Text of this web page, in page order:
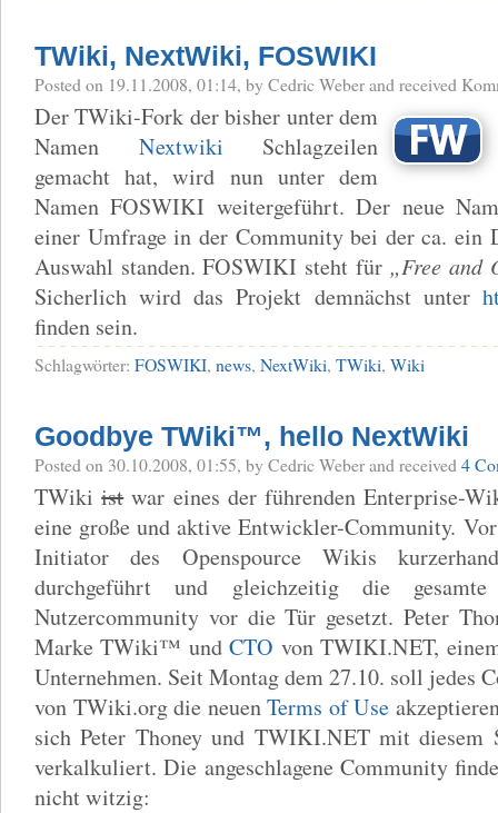
TWiki, NextWiki, FOSWIKI
Posted on 19.11.2008, 01:14, by Cedric Weberand received
Der TWiki-Fork der bisher unter dem
Namen Nextwiki Schlagzeilen
gemacht hat, wird nun unter dem
Namen FOSWIKI weitergeführt. Der neue
einer Umfrage in der Community bei der ca. ein
Auswahl standen. FOSWIKI steht für „Free and
Sicherlich wird das Projekt demnächst unter
finden sein.
Schlagwörter: FOSWIKI, news, NextWiki, TWiki, Wiki
Goodbye TWiki™, hello NextWiki
Posted on 30.10.2008, 01:55, by Cedric Weberand received 4
TWikiistwar eines der führenden Enterprise-
eine große und aktive Entwickler-Community.
Initiator des Openspource Wikis
durchgeführt und gleichzeitig die
Nutzercommunity vor die Tür gesetzt. Peter
Marke TWiki™ undCTO von TWIKI.NET,
Unternehmen. Seit Montag dem 27.10. soll jedes
von TWiki.org die neuenTerms of Use
sich Peter Thoney und TWIKI.NET mit diesem
verkalkuliert. Die angeschlagene Community
nicht witzig: